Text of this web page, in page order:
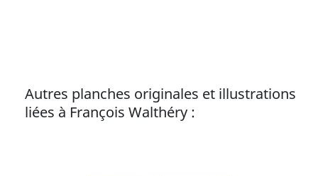
Autres planches originales et illustrations
liées à François Walthéry :